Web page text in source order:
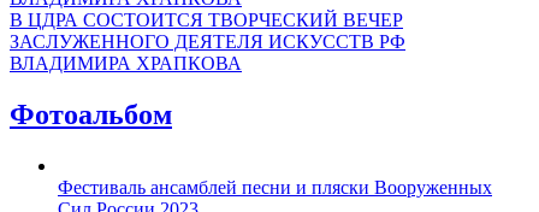
В ЦДРА СОСТОИТСЯ ТВОРЧЕСКИЙ ВЕЧЕР
ЗАСЛУЖЕННОГО ДЕЯТЕЛЯ ИСКУССТВ РФ
ВЛАДИМИРА ХРАПКОВА
Фотоальбом
Фестиваль ансамблей песни и пляски Вооруженных